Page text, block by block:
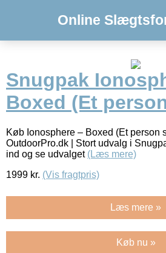
Online
Snugpak
Boxed (Et
Køb Ionosphere – Boxed (Et person
OutdoorPro.dk | Stort udvalg i
ind og se udvalget (Læs mere)
1999 kr. (Vis fragtpris)
Læs mere »
Køb nu »